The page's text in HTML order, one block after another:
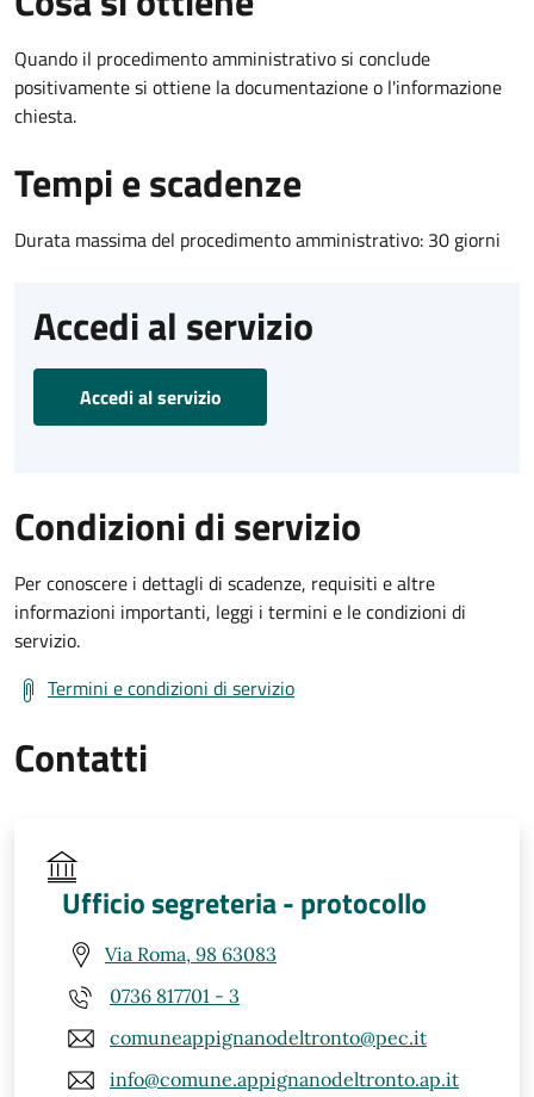
Quando il procedimento amministrativo si conclude
positivamente si ottiene la documentazione o l'informazione
chiesta.
Tempi e scadenze
Durata massima del procedimento amministrativo: 30 giorni
Accedi al servizio
Accedi al servizio
Condizioni di servizio
Per conoscere i dettagli di scadenze, requisiti e altre
informazioni importanti, leggi i termini e le condizioni di
servizio.
Termini e condizioni di servizio
Contatti
Ufficio segreteria - protocollo
Via Roma, 98 63083
0736 817701 - 3
comuneappignanodeltronto@pec.it
info@comune.appignanodeltronto.ap.it